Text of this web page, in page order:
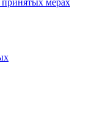
мерах